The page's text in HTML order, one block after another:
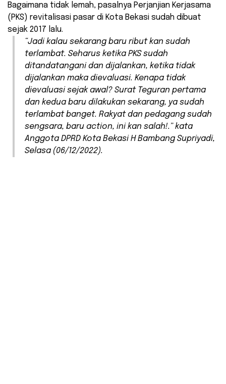
Bagaimana tidak lemah, pasalnya Perjanjian Kerjasama
(PKS) revitalisasi pasar di Kota Bekasi sudah dibuat
sejak 2017 lalu.
“Jadi kalau sekarang baru ribut kan sudah
terlambat. Seharus ketika PKS sudah
ditandatangani dan dijalankan, ketika tidak
dijalankan maka dievaluasi. Kenapa tidak
dievaluasi sejak awal? Surat Teguran pertama
dan kedua baru dilakukan sekarang, ya sudah
terlambat banget. Rakyat dan pedagang sudah
sengsara, baru action, ini kan salah!.” kata
Anggota DPRD Kota Bekasi H Bambang Supriyadi,
Selasa (06/12/2022).